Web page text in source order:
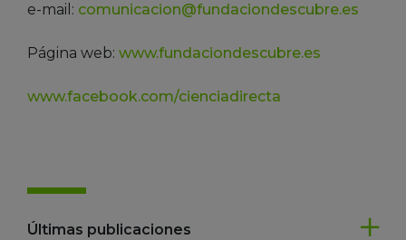
e-mail: comunicacion@fundaciondescubre.es
Página web: www.fundaciondescubre.es
www.facebook.com/cienciadirecta
Últimas publicaciones